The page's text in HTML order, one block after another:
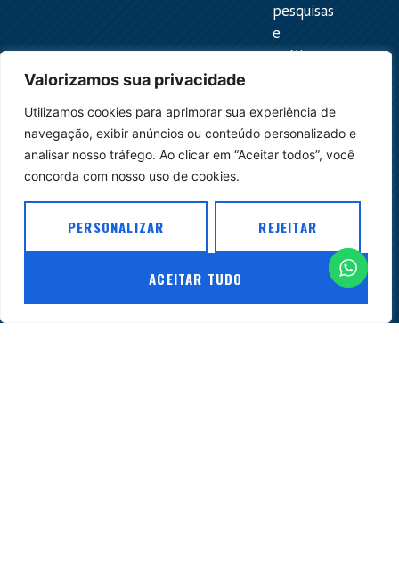
Valorizamos sua privacidade
Utilizamos cookies para aprimorar sua experiência de
navegação, exibir anúncios ou conteúdo personalizado e
analisar nosso tráfego. Ao clicar em “Aceitar todos”, você
concorda com nosso uso de cookies.
PERSONALIZAR REJEITAR
ACEITAR TUDO
pesquisas
e
análises
para
a
melhor
normas
e
o